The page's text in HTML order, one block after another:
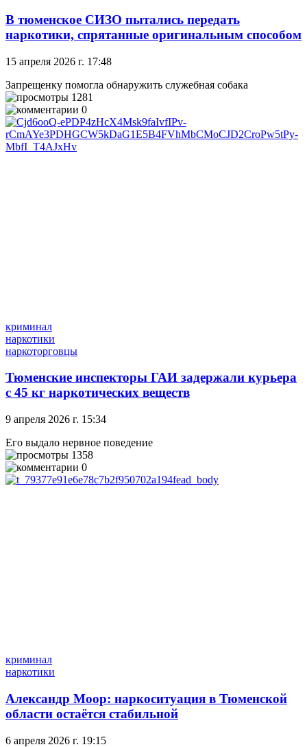
В тюменское СИЗО пытались передать
наркотики, спрятанные оригинальным способом
15 апреля 2026 г. 17:48
Запрещенку помогла обнаружить служебная собака
1281
0
криминал
наркотики
наркоторговцы
Тюменские инспекторы ГАИ задержали курьера
с 45 кг наркотических веществ
9 апреля 2026 г. 15:34
Его выдало нервное поведение
1358
0
криминал
наркотики
Александр Моор: наркоситуация в Тюменской
области остаётся стабильной
6 апреля 2026 г. 19:15